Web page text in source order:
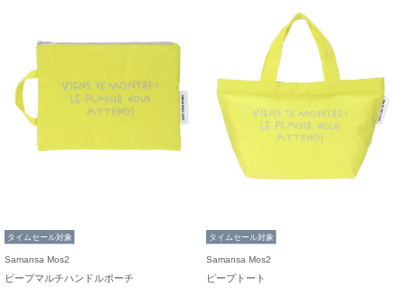
タイムセール対象
Samansa Mos2
ピープマルチハンドルポーチ
タイムセール対象
Samansa Mos2
ピープトート